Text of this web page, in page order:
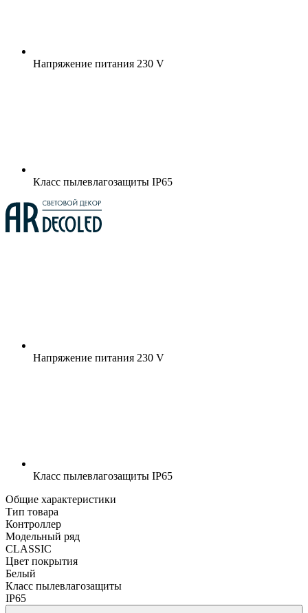
Напряжение питания 230 V
Класс пылевлагозащиты IP65
Напряжение питания 230 V
Класс пылевлагозащиты IP65
Общие характеристики
Тип товара
Контроллер
Модельный ряд
CLASSIC
Цвет покрытия
Белый
Класс пылевлагозащиты
IP65